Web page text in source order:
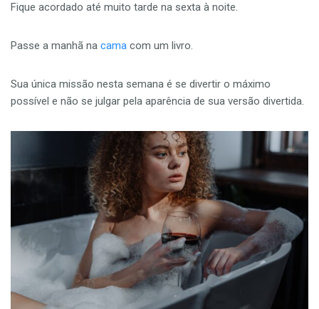
Fique acordado até muito tarde na sexta à noite.
Passe a manhã na cama com um livro.
Sua única missão nesta semana é se divertir o máximo
possível e não se julgar pela aparência de sua versão divertida.